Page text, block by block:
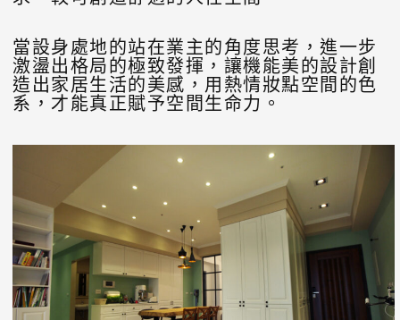
當設身處地的站在業主的角度思考，進一步
激盪出格局的極致發揮，讓機能美的設計創
造出家居生活的美感，用熱情妝點空間的色
系，才能真正賦予空間生命力。